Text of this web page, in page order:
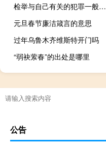
检举与自己有关的犯罪一般算不算立功
元旦春节廉洁箴言的意思
过年乌鲁木齐维斯特开门吗
“弱袂萦春”的出处是哪里
公告